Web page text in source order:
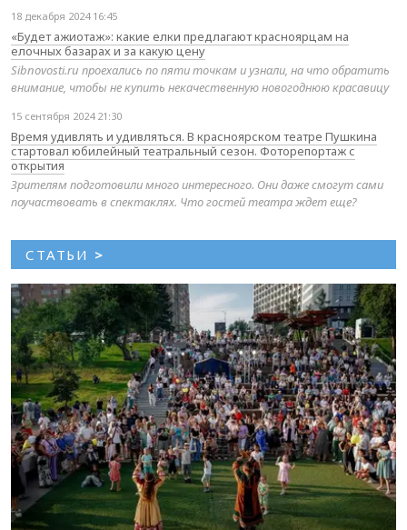
18 декабря 2024 16:45
«Будет ажиотаж»: какие елки предлагают красноярцам на
елочных базарах и за какую цену
Sibnovosti.ru проехались по пяти точкам и узнали, на что обратить
внимание, чтобы не купить некачественную новогоднюю красавицу
15 сентября 2024 21:30
Время удивлять и удивляться. В красноярском театре Пушкина
стартовал юбилейный театральный сезон. Фоторепортаж с
открытия
Зрителям подготовили много интересного. Они даже смогут сами
поучаствовать в спектаклях. Что гостей театра ждет еще?
СТАТЬИ >